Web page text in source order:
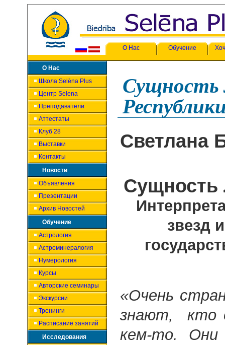
О Нас Обучение
О Нас
Школа Selēna Plus
Центр Selena
Преподаватели
Аттестаты
Клуб 28
Выставки
Контакты
Новости
Объявления
Презентации
Архив Новостей
Обучение
Астрология
Астроминералогия
Нумерология
Курсы
Авторские семинары
Экскурсии
Тренинги
Расписание занятий
Исследования
Сущность
Светлана
Сущность
звезд
«Очень
знают, кто
кем-то.